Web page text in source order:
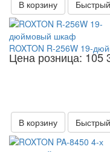
В корзину
ROXTON R-256W 19-
Цена розница: 105
В корзину